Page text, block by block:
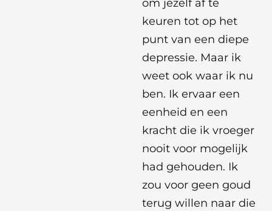
om jezelf af te
keuren tot op het
punt van een diepe
depressie. Maar ik
weet ook waar ik nu
ben. Ik ervaar een
eenheid en een
kracht die ik vroeger
nooit voor mogelijk
had gehouden. Ik
zou voor geen goud
terug willen naar die